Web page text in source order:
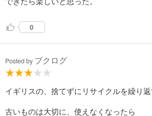
0
Posted by ブクログ
イギリスの、捨てずにリサイクルを繰り返
古いものは大切に、使えなくなったら